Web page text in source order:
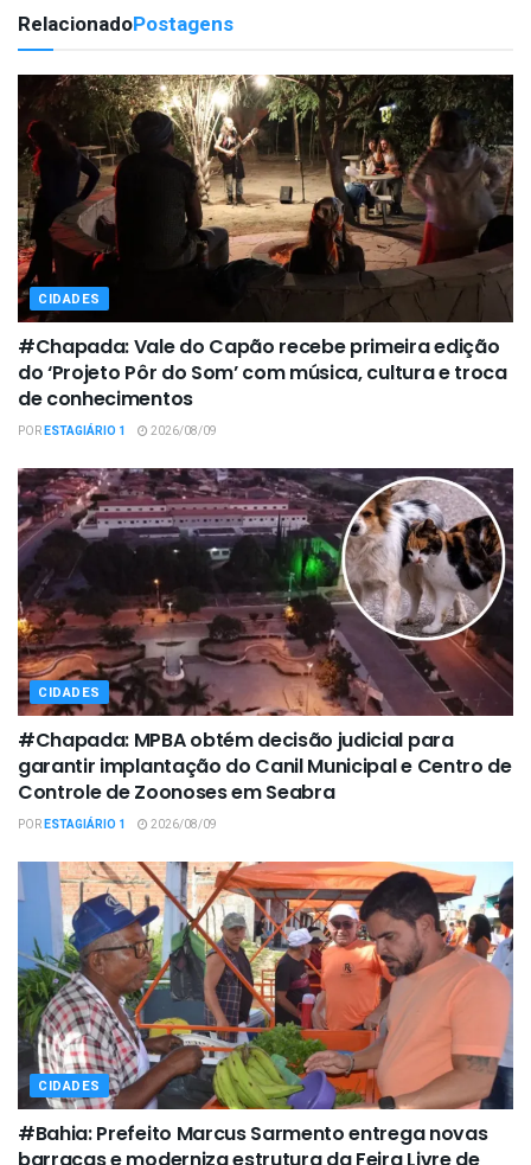
RelacionadoPostagens
CIDADES
#Chapada: Vale do Capão recebe primeira edição
do ‘Projeto Pôr do Som’ com música, cultura e troca
de conhecimentos
PORESTAGIÁRIO 1 2026/08/09
CIDADES
#Chapada: MPBA obtém decisão judicial para
garantir implantação do Canil Municipal e Centro de
Controle de Zoonoses em Seabra
PORESTAGIÁRIO 1 2026/08/09
CIDADES
#Bahia: Prefeito Marcus Sarmento entrega novas